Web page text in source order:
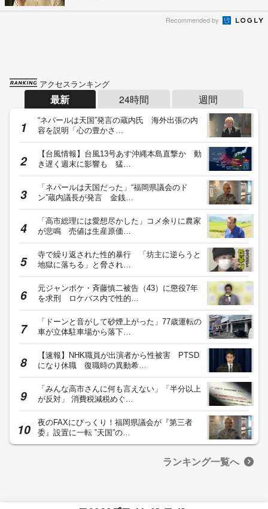
Recommended by
アクセスランキング
最新 24時間 週間
“ネパールは天国”発言の蔵内氏 海外出張の内
容を説明「心の豊かさ…
【台風情報】台風13号あす沖縄本島直撃か 動
き遅く週末に影響も 猛…
「ネパールは天国だった」“福岡県議会のド
ン”蔵内議長が発言 金銭…
「高市総理には愛想尽かした」コメ余りに農家
が悲鳴 売値は生産原価…
寺で繰り返された性的暴行 「坊主に逆らうと
地獄に落ちる」と脅され…
元ジャンポケ・斉藤慎二被告（43）に懲役7年
を求刑 ロケバス内で性的…
「ドーンと音がして砂煙上がった」77歳運転の
車が立体駐車場から落下…
【速報】NHK職員が出演者から性被害 PTSD
になり休職 復職時の異動希…
「みんな高市さんに何も言えない」「半分以上
が反対」 消費税減税めぐ…
夜のFAXにびっくり！福岡県議会が『第三者
委』設置に一転 ‟天国”の…
ランキング一覧へ